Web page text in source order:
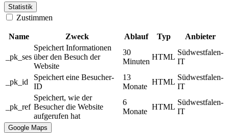
Statistik
Zustimmen
Name Zweck Ablauf Typ Anbieter
_pk_ses
Speichert Informationen
über den Besuch der
Website
30
Minuten
HTML
Südwestfalen-
IT
_pk_id
Speichert eine Besucher-
ID
13
Monate
HTML
Südwestfalen-
IT
_pk_ref
Speichert, wie der
Besucher die Website
aufgerufen hat
6
Monate
HTML
Südwestfalen-
IT
Google Maps